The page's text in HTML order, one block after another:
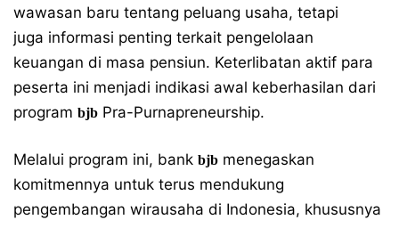
wawasan baru tentang peluang usaha, tetapi
juga informasi penting terkait pengelolaan
keuangan di masa pensiun. Keterlibatan aktif para
peserta ini menjadi indikasi awal keberhasilan dari
program bjb Pra-Purnapreneurship.
Melalui program ini, bank bjb menegaskan
komitmennya untuk terus mendukung
pengembangan wirausaha di Indonesia, khususnya